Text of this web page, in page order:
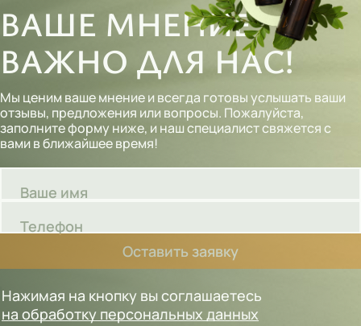
ВАШЕ МНЕНИЕ
ВАЖНО ДЛЯ НАС!
Мы ценим ваше мнение и всегда готовы услышать ваши
отзывы, предложения или вопросы. Пожалуйста,
заполните форму ниже, и наш специалист свяжется с
вами в ближайшее время!
Ваше имя
Телефон
Оставить заявку
Нажимая на кнопку вы соглашаетесь
на обработку персональных данных